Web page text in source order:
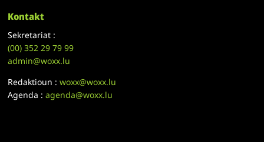
Kontakt
Sekretariat :
(00)352 29 79 99
admin@woxx.lu
Redaktioun :woxx@woxx.lu
Agenda :agenda@woxx.lu